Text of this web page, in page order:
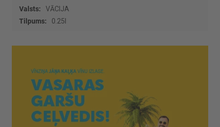
Vairāk
informācijas
VĀCIJA
0.25l